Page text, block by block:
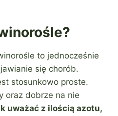
to jednocześnie
się chorób.
stosunkowo proste.
oraz dobrze na nie
uważać z ilością azotu,